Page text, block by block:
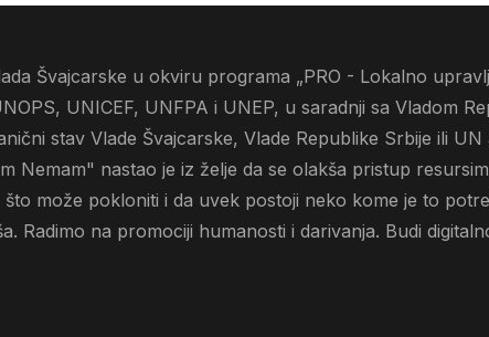
Švajcarske u okviru programa „PRO - Lokalno
UNICEF, UNFPA i UNEP, u saradnji sa Vladom
stav Vlade Švajcarske, Vlade Republike Srbije ili
Nemam" nastao je iz želje da se olakša pristup
može pokloniti i da uvek postoji neko kome je to
Radimo na promociji humanosti i darivanja. Budi